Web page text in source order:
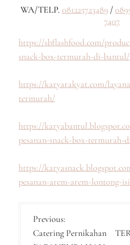
WA/TELP. 081225723489 /
7407
https://sbflashfood.com/
snack-box-termurah-di-bantul/
https://karyarakyat.com/
termurah/
https://
pesanan-snack-box-termurah-
https://
pesanan-arem-arem-lontong-
P
o
Previous:
Catering Pernikahan